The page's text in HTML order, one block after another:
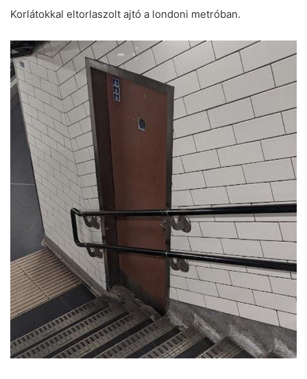
Korlátokkal eltorlaszolt ajtó a londoni metróban.